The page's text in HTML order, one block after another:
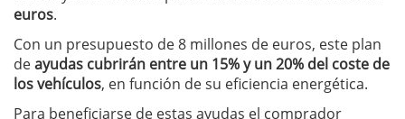
euros.
Con un presupuesto de 8 millones de euros, este plan
deayudas cubrirán entre un 15% y un 20% del coste de
los vehículos, en función de su eficiencia energética.
Para beneficiarse de estas ayudas el comprador